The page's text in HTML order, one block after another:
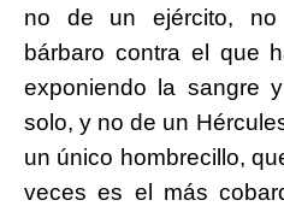
no de un ejército, no
bárbaro contra el que
exponiendo la sangre
solo, y no de un
un único hombrecillo,
veces es el más